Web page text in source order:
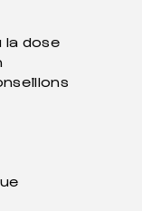
la dose